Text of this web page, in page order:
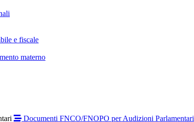
e fiscale
materno
Documenti FNCO/FNOPO per Audizioni Parlamentari